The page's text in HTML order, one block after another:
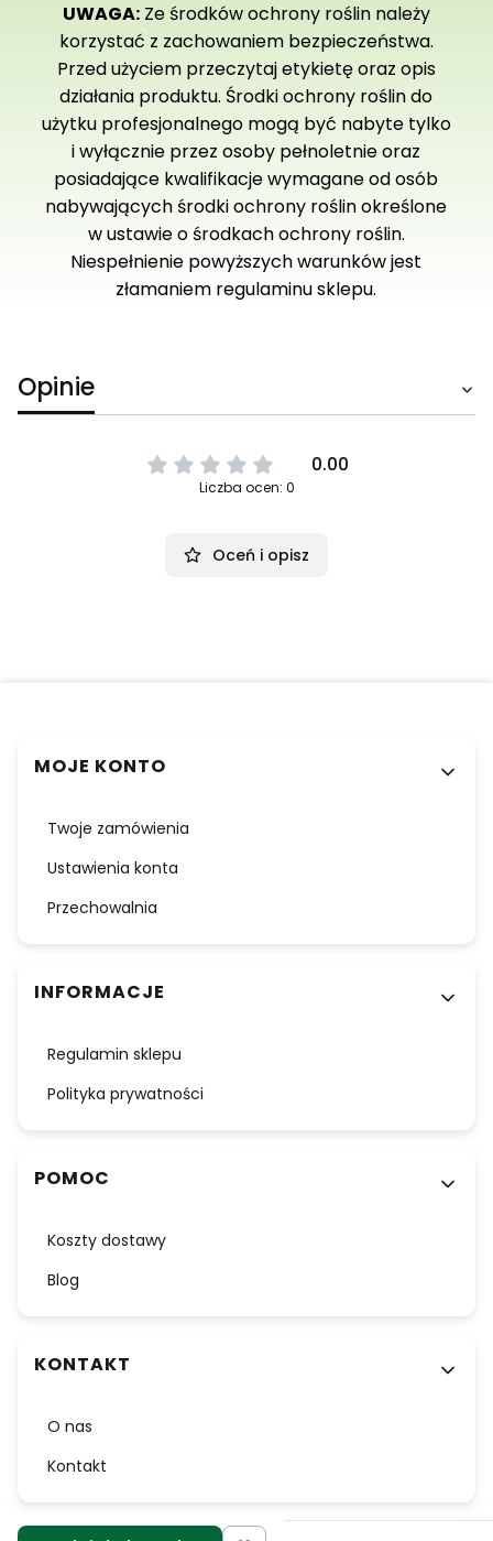
UWAGA:Ze środków ochrony roślin należy
korzystać z zachowaniem bezpieczeństwa.
Przed użyciem przeczytaj etykietę oraz opis
działania produktu. Środki ochrony roślin do
użytku profesjonalnego mogą być nabyte tylko
i wyłącznie przez osoby pełnoletnie oraz
posiadające kwalifikacje wymagane od osób
nabywających środki ochrony roślin określone
w ustawie o środkach ochrony roślin.
Niespełnienie powyższych warunków jest
złamaniem regulaminu sklepu.
Opinie
0.00
Liczba ocen: 0
Oceń i opisz
MOJE KONTO
Twoje zamówienia
Ustawienia konta
Przechowalnia
INFORMACJE
Regulamin sklepu
Polityka prywatności
POMOC
Koszty dostawy
Blog
KONTAKT
O nas
Kontakt